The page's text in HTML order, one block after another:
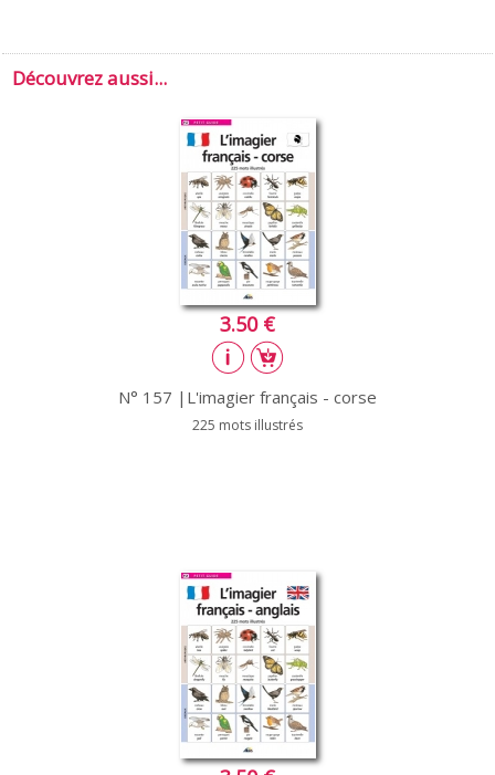
Découvrez aussi...
3.50 €
N° 157 |L'imagier français - corse
225 mots illustrés